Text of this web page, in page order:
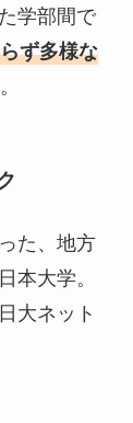
学部間で
ず多様な
た、地方
本大学。
大ネット